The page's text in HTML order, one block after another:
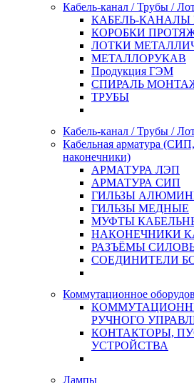
Кабель-канал / Трубы /
КАБЕЛЬ-
КОРОБКИ
ЛОТКИ
МЕТАЛЛОРУКАВ
Продукция ГЭМ
СПИРАЛЬ
ТРУБЫ
Кабель-канал / Трубы /
Кабельная арматура
наконечники)
АРМАТУРА ЛЭП
АРМАТУРА СИП
ГИЛЬЗЫ
ГИЛЬЗЫ МЕДНЫЕ
МУФТЫ
НАКОНЕЧНИКИ
РАЗЪЁМЫ
СОЕДИНИТЕЛИ
Коммутационное
РУЧНОГО
КОНТАКТОРЫ,
УСТРОЙСТВА
Лампы